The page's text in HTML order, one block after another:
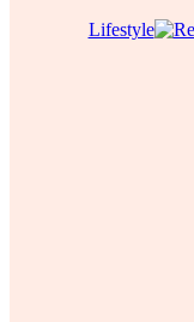
Lifestyle